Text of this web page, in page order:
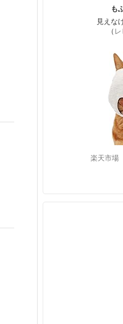
も
見えな
（
楽天市場